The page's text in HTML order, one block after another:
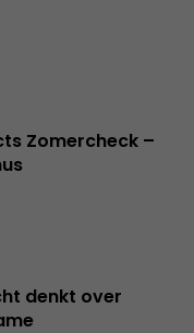
Zomercheck –
denkt over